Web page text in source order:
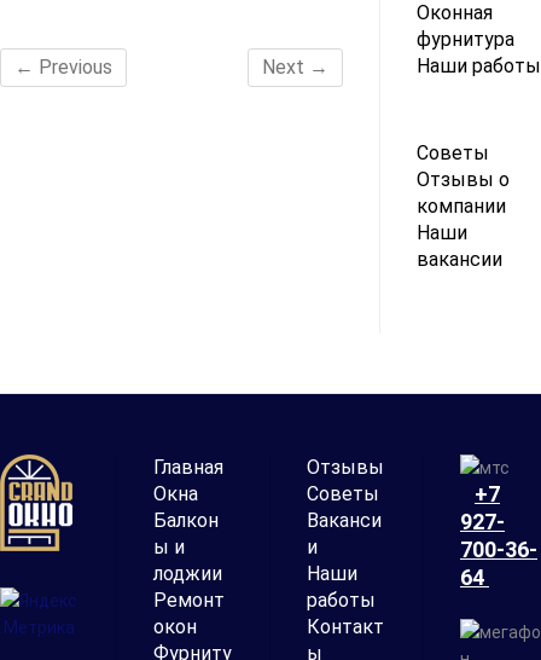
← Previous Next →
Оконная
фурнитура
Наши работы
Советы
Отзывы о
компании
Наши
вакансии
Главная
Окна
Балкон
ы и
лоджии
Ремонт
окон
Фурниту
Отзывы
Советы
Ваканси
и
Наши
работы
Контакт
ы
+7
927-
700-36-
64